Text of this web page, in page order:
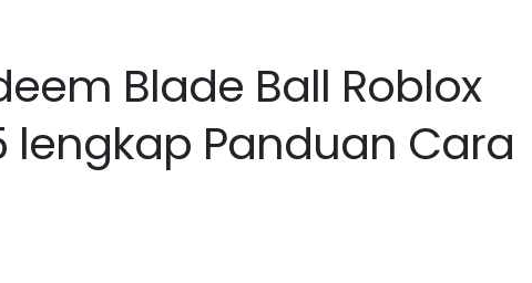
Blade Ball Roblox
lengkap Panduan Cara